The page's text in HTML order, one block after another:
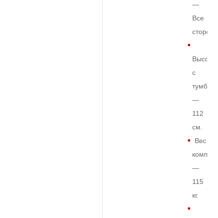
—
Все
Высота
с
тумбой
—
112
см.
Вес
—
115
кг.